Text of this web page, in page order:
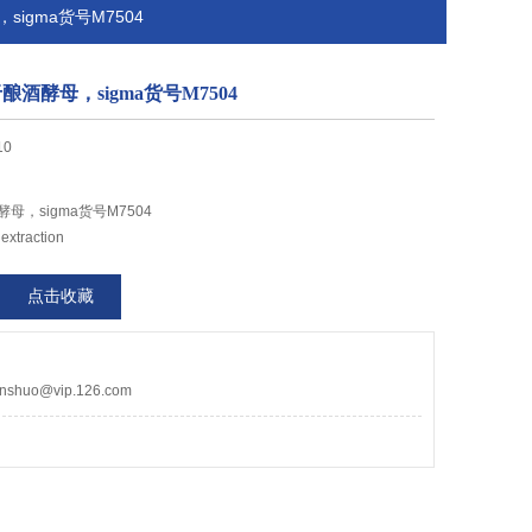
sigma货号M7504
酒酵母，sigma货号M7504
母，sigma货号M7504
点击收藏